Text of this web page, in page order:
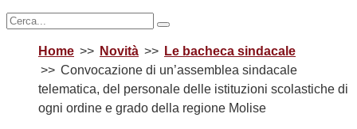
Home Novità
Le bacheca sindacale
Convocazione di un’assemblea sindacale
telematica, del personale delle istituzioni scolastiche di
ogni ordine e grado della regione Molise